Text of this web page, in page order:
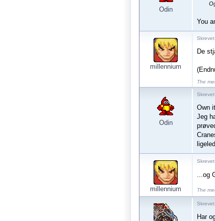
Odin
You
millennium
De
The
Odin
Own
Jeg
millennium
...og
The
Har